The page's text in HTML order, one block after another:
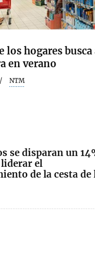
los hogares
en verano
NTM
se disparan un
el
de la cesta de